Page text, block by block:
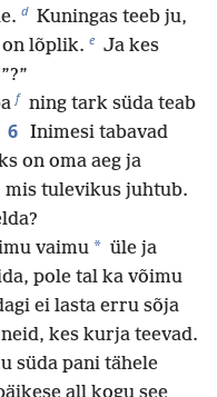
d Kuningas teeb ju,
on lõplik. e Ja kes
f ning tark süda teab
6 Inimesi tabavad
on oma aeg ja
mis tulevikus juhtub.
vaimu * üle ja
pole tal ka võimu
ei lasta erru sõja
neid, kes kurja teevad.
süda pani tähele